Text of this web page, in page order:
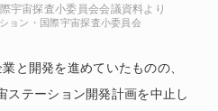
宇宙探査小委員会会議資料より
ョン・国際宇宙探査小委員会
と開発を進めていたものの、
テーション開発計画を中止し